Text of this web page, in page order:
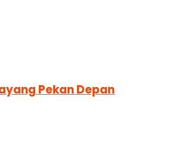
Pekan Depan